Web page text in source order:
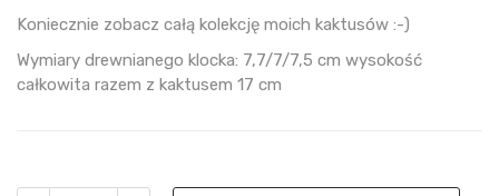
Koniecznie zobacz całą kolekcję moich kaktusów :-)
Wymiary drewnianego klocka: 7,7/7/7,5 cm wysokość
całkowita razem z kaktusem 17 cm